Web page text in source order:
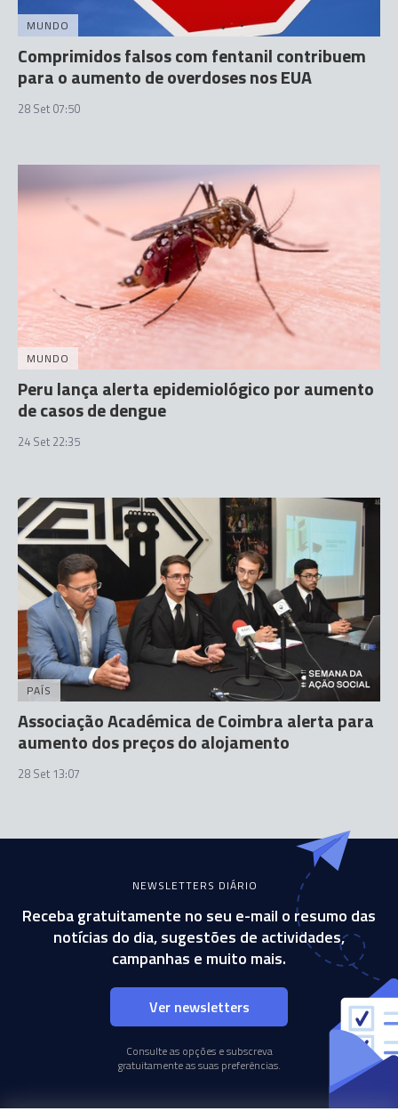
MUNDO
Comprimidos falsos com fentanil contribuem
para o aumento de overdoses nos EUA
28 Set 07:50
MUNDO
Peru lança alerta epidemiológico por aumento
de casos de dengue
24 Set 22:35
PAÍS
Associação Académica de Coimbra alerta para
aumento dos preços do alojamento
28 Set 13:07
NEWSLETTERS DIÁRIO
Receba gratuitamente no seu e-mail o resumo das
notícias do dia, sugestões de actividades,
campanhas e muito mais.
Ver newsletters
Consulte as opções e subscreva
gratuitamente as suas preferências.